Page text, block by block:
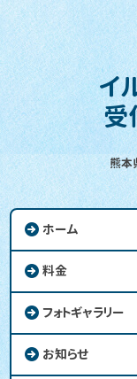
イ
受
熊本
ホーム
料金
フォトギャラリー
お知らせ